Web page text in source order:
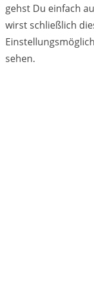
gehst Du einfach
wirst schließlich
sehen.